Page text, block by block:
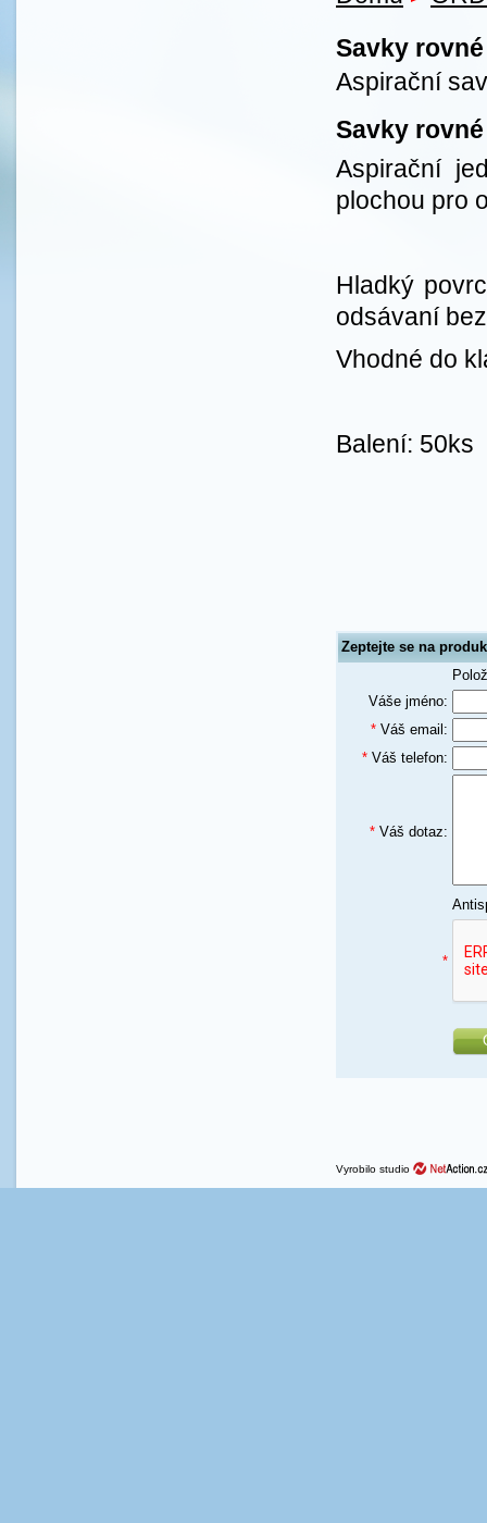
Savky
Aspirační
Savky
Aspirační
plochou pro
Hladký
odsávaní
Vhodné do
Balení: 50ks
Zeptejte se na
Váše jméno:
* Váš email:
* Váš telefon:
* Váš dotaz:
*
Vyrobilo studio